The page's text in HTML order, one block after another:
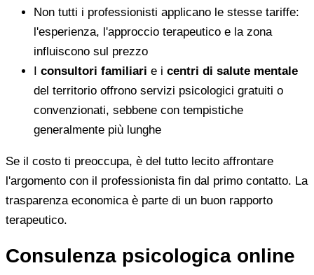
Non tutti i professionisti applicano le stesse tariffe:
l'esperienza, l'approccio terapeutico e la zona
influiscono sul prezzo
I consultori familiari e i centri di salute mentale
del territorio offrono servizi psicologici gratuiti o
convenzionati, sebbene con tempistiche
generalmente più lunghe
Se il costo ti preoccupa, è del tutto lecito affrontare
l'argomento con il professionista fin dal primo contatto. La
trasparenza economica è parte di un buon rapporto
terapeutico.
Consulenza psicologica online